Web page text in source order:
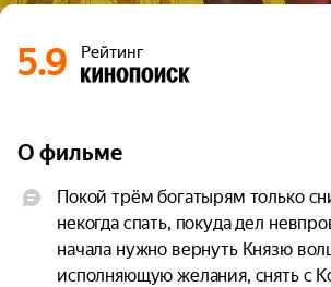
5.9 Рейтинг
О фильме
Покой трём богатырям только
некогда спать, покуда дел
начала нужно вернуть Князю
исполняющую желания, снять с